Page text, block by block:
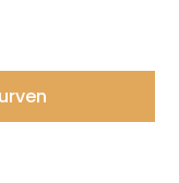
det